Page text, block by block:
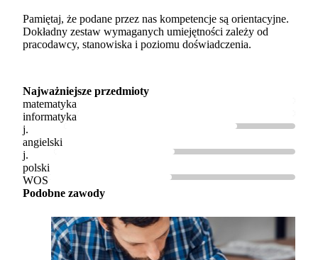
Pamiętaj, że podane przez nas kompetencje są orientacyjne.
Dokładny zestaw wymaganych umiejętności zależy od
pracodawcy, stanowiska i poziomu doświadczenia.
Najważniejsze przedmioty
matematyka
informatyka
j.
angielski
j.
polski
WOS
Podobne zawody